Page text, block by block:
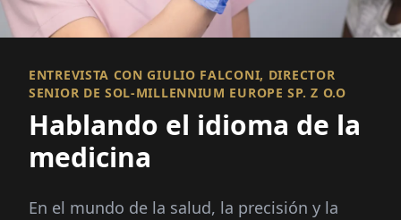
ENTREVISTA CON GIULIO FALCONI, DIRECTOR
SENIOR DE SOL-MILLENNIUM EUROPE SP. Z O.O
Hablando el idioma de la
medicina
En el mundo de la salud, la precisión y la